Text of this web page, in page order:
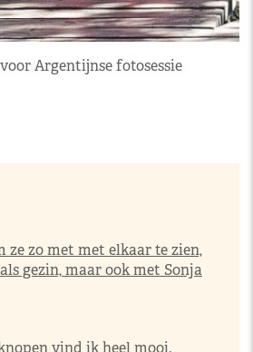
Argentijnse fotosessie
ze zo met met elkaar te zien,
gezin, maar ook met Sonja
vind ik heel mooi.